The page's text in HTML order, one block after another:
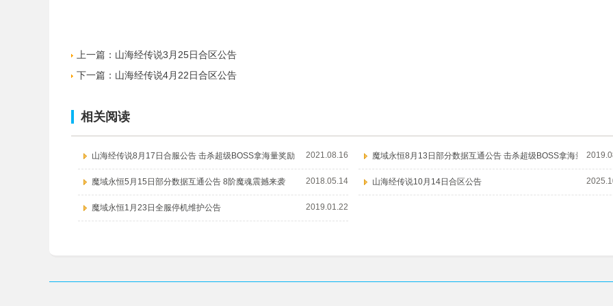
上一篇： 山海经传说3月25日合区公告
下一篇： 山海经传说4月22日合区公告
相关阅读
山海经传说8月17日合服公告 击杀超级BOSS拿海量奖励 2021.08.16 魔域永恒8月13日部分数据互通公告 击杀超级BOSS拿海量
魔域永恒5月15日部分数据互通公告 8阶魔魂震撼来袭 2018.05.14 山海经传说10月14日合区公告
魔域永恒1月23日全服停机维护公告 2019.01.22